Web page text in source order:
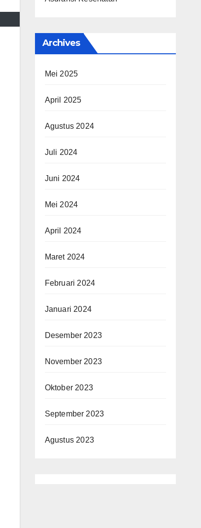
Archives
Mei 2025
April 2025
Agustus 2024
Juli 2024
Juni 2024
Mei 2024
April 2024
Maret 2024
Februari 2024
Januari 2024
Desember 2023
November 2023
Oktober 2023
September 2023
Agustus 2023